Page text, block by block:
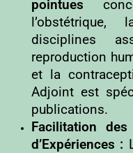
pointues
disciplines
reproduction
et la
Adjoint est
publications.
Facilitation
d’Expériences :